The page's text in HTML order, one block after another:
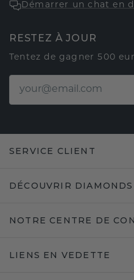
Démarrer un chat en
RESTEZ À JOUR
Tentez de gagner 500
SERVICE CLIENT
DÉCOUVRIR
NOTRE CENTRE DE
LIENS EN VEDETTE